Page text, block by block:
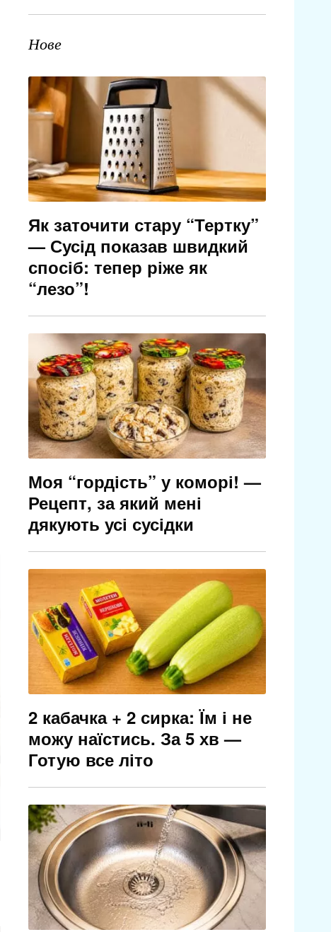
Нове
Як заточити стару “Тертку”
— Сусід показав швидкий
спосіб: тепер ріже як
“лезо”!
Моя “гордість” у коморі! —
Рецепт, за який мені
дякують усі сусідки
2 кабачка + 2 сирка: Їм і не
можу наїстись. За 5 хв —
Готую все літо